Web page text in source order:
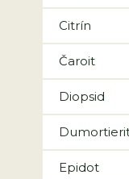
Citrín
Čaroit
Diopsid
Epidot